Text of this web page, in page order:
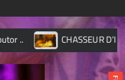
D’IMAGES – Octobre